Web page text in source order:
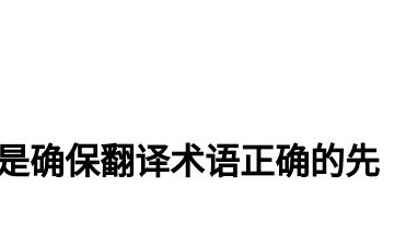
确保翻译术语正确的先